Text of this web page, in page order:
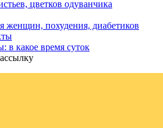
цветков одуванчика
женщин, похудения, диабетиков
в какое время суток